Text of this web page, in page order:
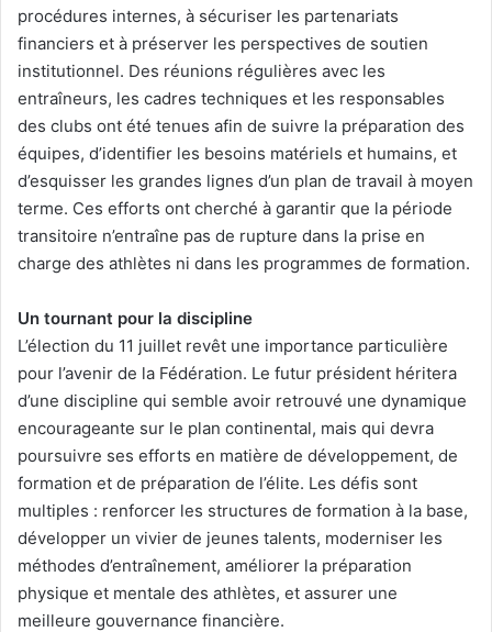
procédures internes, à sécuriser les partenariats
financiers et à préserver les perspectives de soutien
institutionnel. Des réunions régulières avec les
entraîneurs, les cadres techniques et les responsables
des clubs ont été tenues afin de suivre la préparation des
équipes, d’identifier les besoins matériels et humains, et
d’esquisser les grandes lignes d’un plan de travail à moyen
terme. Ces efforts ont cherché à garantir que la période
transitoire n’entraîne pas de rupture dans la prise en
charge des athlètes ni dans les programmes de formation.
Un tournant pour la discipline
L’élection du 11 juillet revêt une importance particulière
pour l’avenir de la Fédération. Le futur président héritera
d’une discipline qui semble avoir retrouvé une dynamique
encourageante sur le plan continental, mais qui devra
poursuivre ses efforts en matière de développement, de
formation et de préparation de l’élite. Les défis sont
multiples : renforcer les structures de formation à la base,
développer un vivier de jeunes talents, moderniser les
méthodes d’entraînement, améliorer la préparation
physique et mentale des athlètes, et assurer une
meilleure gouvernance financière.